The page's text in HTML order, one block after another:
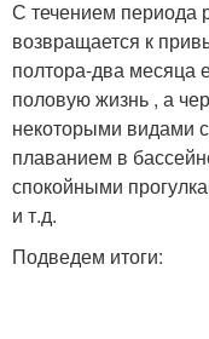
С течением периода
возвращается к
полтора-два месяца
половую жизнь , а
некоторыми видами
плаванием в
спокойными
и т.д.
Подведем итоги: